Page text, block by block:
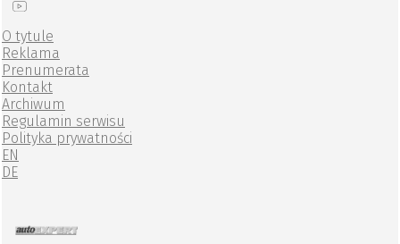
O tytule
Reklama
Prenumerata
Kontakt
Archiwum
Regulamin serwisu
Polityka prywatności
EN
DE